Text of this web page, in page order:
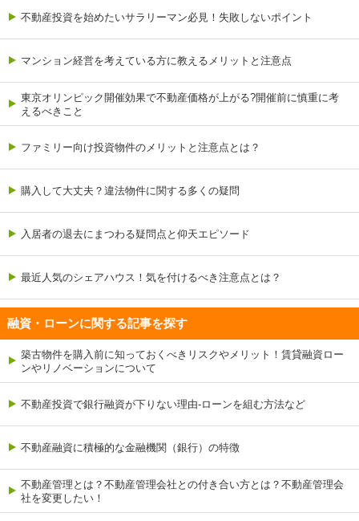
不動産投資を始めたいサラリーマン必見！失敗しないポイント
マンション経営を考えている方に教えるメリットと注意点
東京オリンピック開催効果で不動産価格が上がる?開催前に慎重に考
えるべきこと
ファミリー向け投資物件のメリットと注意点とは？
購入して大丈夫？違法物件に関する多くの疑問
入居者の退去にまつわる疑問点と仰天エピソード
最近人気のシェアハウス！気を付けるべき注意点とは？
融資・ローンに関する記事を探す
築古物件を購入前に知っておくべきリスクやメリット！賃貸融資ロー
ンやリノベーションについて
不動産投資で銀行融資が下りない理由-ローンを組む方法など
不動産融資に積極的な金融機関（銀行）の特徴
不動産管理とは？不動産管理会社との付き合い方とは？不動産管理会
社を変更したい！